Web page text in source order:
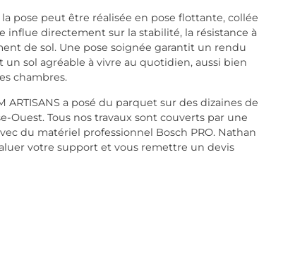
pose peut être réalisée en pose flottante, collée
influe directement sur la stabilité, la résistance à
de sol. Une pose soignée garantit un rendu
sol agréable à vivre au quotidien, aussi bien
chambres.
ARTISANS a posé du parquet sur des dizaines de
Ouest. Tous nos travaux sont couverts par une
du matériel professionnel Bosch PRO. Nathan
votre support et vous remettre un devis